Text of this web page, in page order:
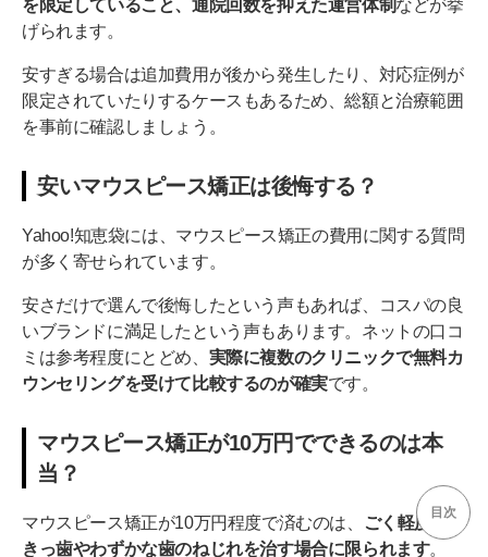
を限定していること、通院回数を抑えた運営体制などが挙
げられます。
安すぎる場合は追加費用が後から発生したり、対応症例が
限定されていたりするケースもあるため、総額と治療範囲
を事前に確認しましょう。
安いマウスピース矯正は後悔する？
Yahoo!知恵袋には、マウスピース矯正の費用に関する質問
が多く寄せられています。
安さだけで選んで後悔したという声もあれば、コスパの良
いブランドに満足したという声もあります。ネットの口コ
ミは参考程度にとどめ、 実際に複数のクリニックで無料カ
ウンセリングを受けて比較するのが確実です。
マウスピース矯正が10万円でできるのは本
当？
マウスピース矯正が10万円程度で済むのは、
ごく軽度のす
きっ歯やわずかな歯のねじれを治す場合に限られます。
目次